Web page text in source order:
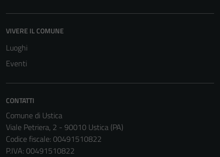
VIVERE IL COMUNE
Luoghi
Eventi
CONTATTI
Comune di Ustica
Viale Petriera, 2 - 90010 Ustica (PA)
Codice fiscale: 00491510822
P.IVA: 00491510822